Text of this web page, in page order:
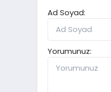
Ad Soyad:
Yorumunuz: